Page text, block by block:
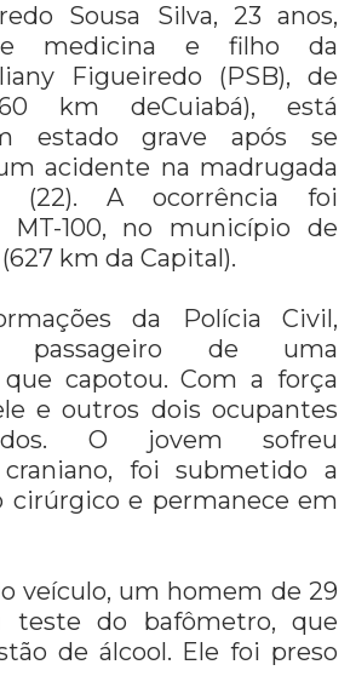
Sousa Silva, 23 anos,
medicina e filho da
Figueiredo (PSB), de
km deCuiabá), está
estado grave após se
acidente na madrugada
(22). A ocorrência foi
MT-100, no município de
km da Capital).
da Polícia Civil,
passageiro de uma
capotou. Com a força
e outros dois ocupantes
O jovem sofreu
foi submetido a
cirúrgico e permanece em
veículo, um homem de 29
teste do bafômetro, que
de álcool. Ele foi preso